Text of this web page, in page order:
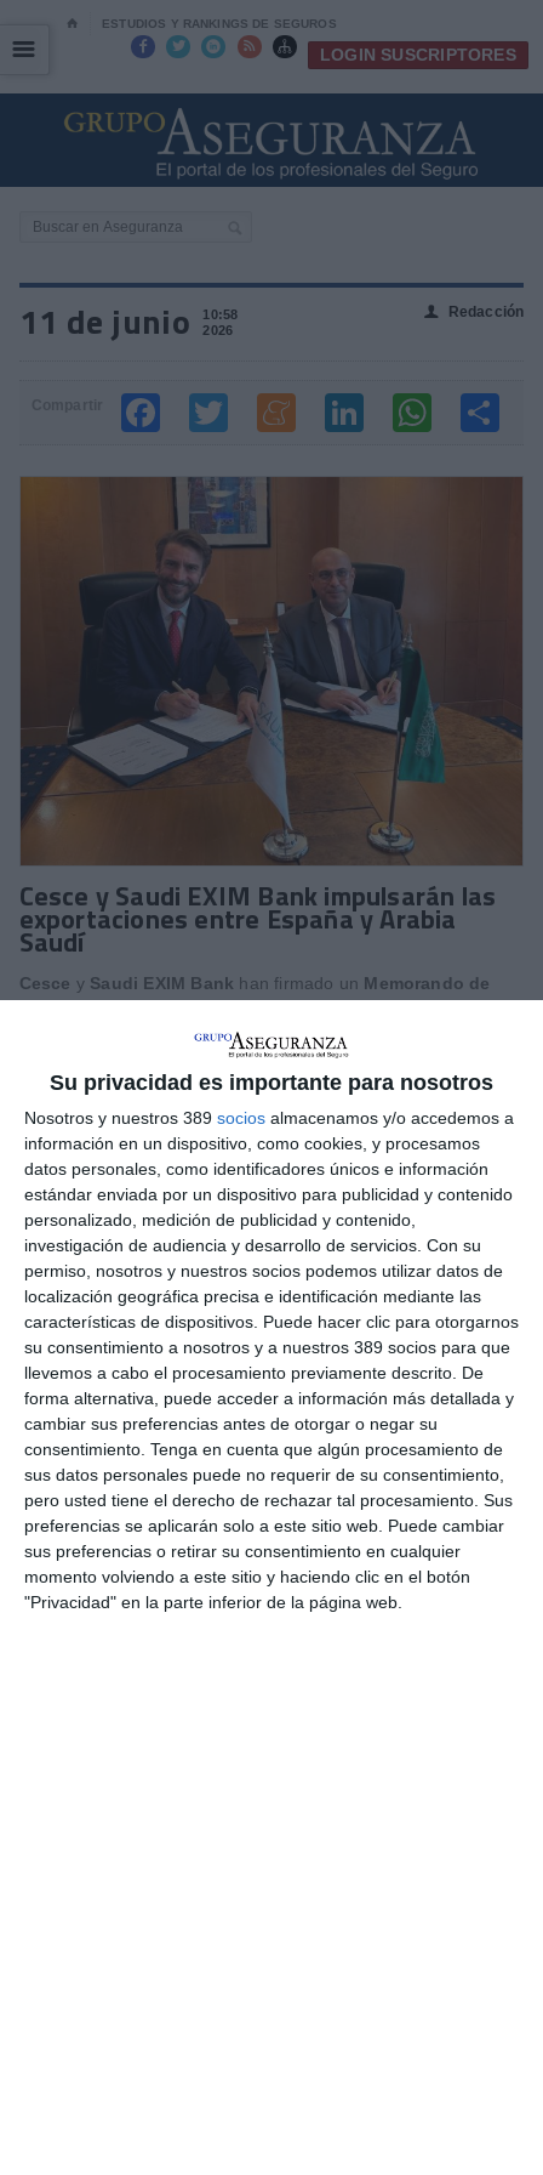
Su privacidad es importante para nosotros
Nosotros y nuestros 389 socios almacenamos y/o accedemos a
información en un dispositivo, como cookies, y procesamos
datos personales, como identificadores únicos e información
estándar enviada por un dispositivo para publicidad y contenido
personalizado, medición de publicidad y contenido,
investigación de audiencia y desarrollo de servicios. Con su
permiso, nosotros y nuestros socios podemos utilizar datos de
localización geográfica precisa e identificación mediante las
características de dispositivos. Puede hacer clic para otorgarnos
su consentimiento a nosotros y a nuestros 389 socios para que
llevemos a cabo el procesamiento previamente descrito. De
forma alternativa, puede acceder a información más detallada y
cambiar sus preferencias antes de otorgar o negar su
consentimiento. Tenga en cuenta que algún procesamiento de
sus datos personales puede no requerir de su consentimiento,
pero usted tiene el derecho de rechazar tal procesamiento. Sus
preferencias se aplicarán solo a este sitio web. Puede cambiar
sus preferencias o retirar su consentimiento en cualquier
momento volviendo a este sitio y haciendo clic en el botón
"Privacidad" en la parte inferior de la página web.
⌂ ESTUDIOS Y RANKINGS DE SEGUROS
     LOGIN SUSCRIPTORES
☰
☰
11 de junio
10:58
2026
👤 Redacción
Cesce y Saudi EXIM Bank impulsarán las
exportaciones entre España y Arabia
Saudí
Cesce y Saudi EXIM Bank han firmado un Memorando de
Entendimiento (MoU)con el objetivo de reforzar la
cooperación económica y fomentar las exportaciones de bienes
y servicios entre España y Arabia Saudí.
El acuerdo, suscrito por el presidente ejecutivo de Cesce,
Pablo de Ramón-Laca, y el consejero delegado de Saudi
EXIM Bank, Saad A. Alkhalb , contempla la exploración de
soluciones conjuntas de financiación, seguros, garantías y
reaseguro para apoyar proyectos empresariales de interés
Además, ambas instituciones promoverán el
intercambio de información y buenas prácticas en materia de
crédito a la exportación, con el fin de facilitar nuevas
oportunidades de negocio e inversión entre empresas de
ambos países.
De Ramón-Laca destacó que la alianza permitirá ofrecer a las
compañías españolas herramientas más competitivas para
desarrollar proyectos en Arabia Saudí, un mercado que
considera estratégico por su proceso de diversificación
económica.
Si quiere recibir diariamente y GRATIS noticias como
esta, pinche aquí
LO ÚLTIMO